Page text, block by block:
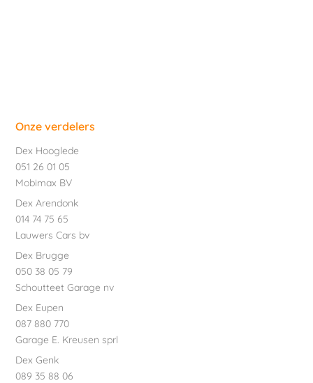
Onze verdelers
Dex Hooglede
051 26 01 05
Mobimax BV
Dex Arendonk
014 74 75 65
Lauwers Cars bv
Dex Brugge
050 38 05 79
Schoutteet Garage nv
Dex Eupen
087 880 770
Garage E. Kreusen sprl
Dex Genk
089 35 88 06